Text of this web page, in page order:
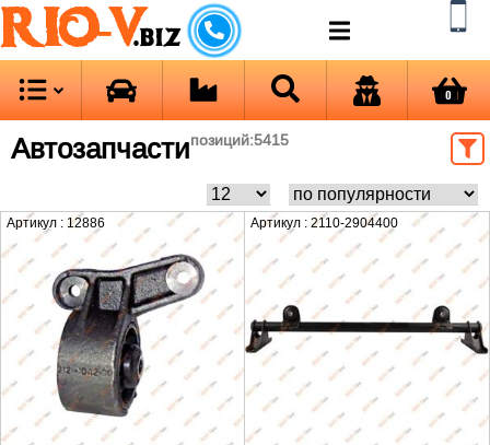
RIO-V.biz
0
Автозапчастипозиций:5415
Артикул : 12886 Артикул : 2110-2904400